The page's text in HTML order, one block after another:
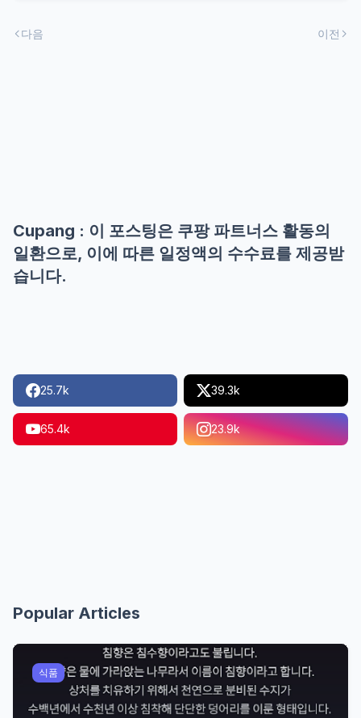
다음 이전
Cupang : 이 포스팅은 쿠팡 파트너스 활동의
일환으로, 이에 따른 일정액의 수수료를 제공받
습니다.
25.7k 39.3k
65.4k 23.9k
Popular Articles
식품